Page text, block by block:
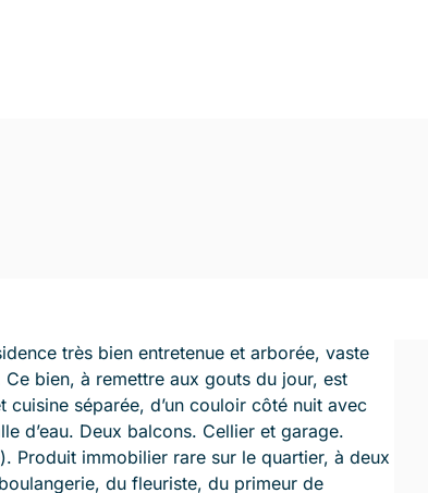
très bien entretenue et arborée, vaste
bien, à remettre aux gouts du jour, est
cuisine séparée, d’un couloir côté nuit avec
d’eau. Deux balcons. Cellier et garage.
Produit immobilier rare sur le quartier, à deux
du fleuriste, du primeur de